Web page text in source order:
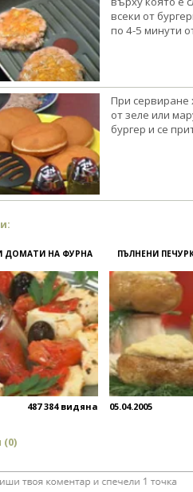
всеки от
по 4-5 минути
При сервиране
от зеле или
бургер и се
ДОМАТИ НА ФУРНА
487 384 видяна
ПЪЛНЕНИ
05.04.2005
(0)